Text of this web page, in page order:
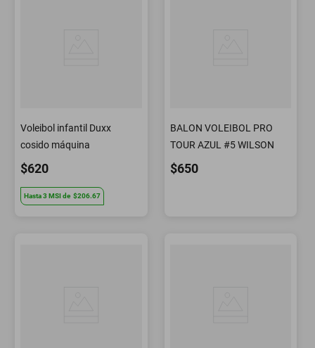
Voleibol infantil Duxx
cosido máquina
$620
Hasta3 MSIde $206.67
BALON VOLEIBOL PRO
TOUR AZUL #5 WILSON
$650